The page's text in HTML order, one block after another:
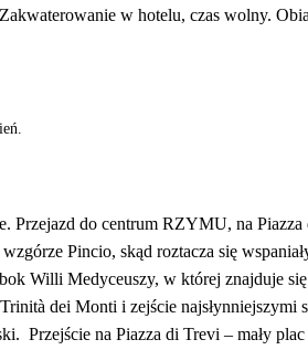
w hotelu, czas wolny.
Przejazd do centrum RZYMU, na Piazza
Pincio, skąd roztacza się
Willi Medyceuszy, w której znajduje
dei Monti i zejście najsłynniejszymi
Przejście na Piazza di Trevi – mały